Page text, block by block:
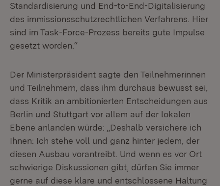
Standardisierung und End-to-End-Digitalisierung
des immissionsschutzrechtlichen Verfahrens. Hier
sind im Task-Force-Prozess bereits gute Impulse
gesetzt worden.“
Der Ministerpräsident sagte den Teilnehmerinnen
und Teilnehmern, dass ihm durchaus bewusst sei,
dass Kritik an ambitionierten Entscheidungen aus
Berlin und Stuttgart vor allem auf der lokalen
Ebene anlanden würde: „Deshalb versichere ich
Ihnen: Ich stehe voll und ganz hinter jedem, der
diesen Ausbau vorantreibt. Und wenn es vor Ort
schwierige Diskussionen gibt, dürfen Sie immer
gerne auf diese klare und entschlossene Haltung